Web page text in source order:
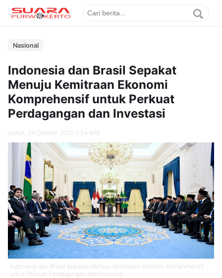
Nasional
Indonesia dan Brasil Sepakat
Menuju Kemitraan Ekonomi
Komprehensif untuk Perkuat
Perdagangan dan Investasi
Jumat, 24 Oktober 2025 11.54 WIB
Indonesia dan Brasil Sepakat Menuju Kemitraan Ekonomi Komprehensif
untuk Perkuat Perdagangan dan Investasi